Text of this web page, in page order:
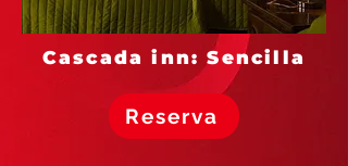
Cascada inn: Sencilla
Reserva